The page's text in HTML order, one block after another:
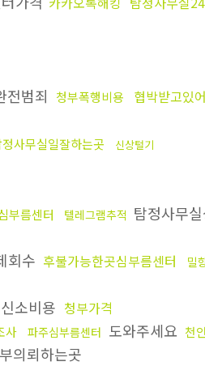
전범죄 청부폭행비용 협박받고있
정사무실일잘하는곳 신상털기
부름센터 텔레그램추적 탐정사무
회수 후불가능한곳심부름센터 밀
소비용 청부가격
사 파주심부름센터 도와주세요 천
의뢰하는곳